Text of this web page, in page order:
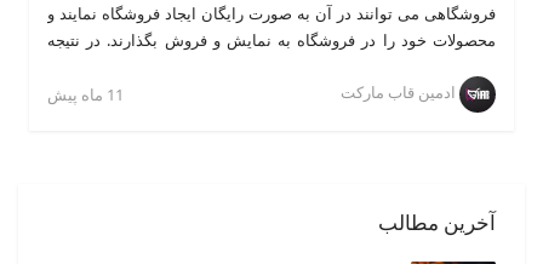
آخرین مطالب
فروشگاهی می توانند در آن به صورت رایگان ایجاد فروشگاه نمایند و
محصولات خود را در فروشگاه به نمایش و فروش بگذارند. در نتیجه
فروشندگان با پیک یا ارسال پستی محصولات خریداری شده از طریق
معرفی کسب و کار خود در بخش بانک مشاغل خدماتی قاب مارکت و با
ادمین قاب مارکت 11 ماه پیش